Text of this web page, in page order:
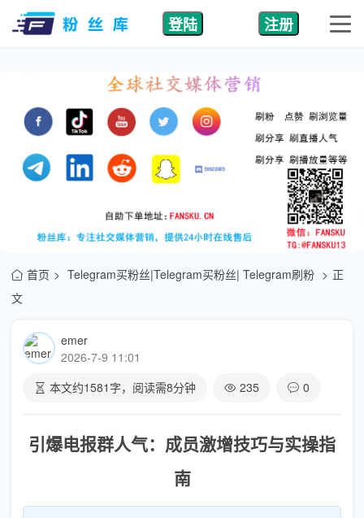
登陆 注册
首页 Telegram买粉丝|Telegram买粉丝| Telegram刷粉
正
文
emer
2026-7-9 11:01
本文约1581 字，阅读需8分钟 235 0
引爆电报群人气：成员激增技巧与实操指
南